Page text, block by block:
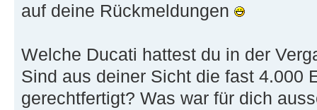
auf deine Rückmeldungen
Welche Ducati hattest du in der
Sind aus deiner Sicht die fast 4.000
gerechtfertigt? Was war für dich